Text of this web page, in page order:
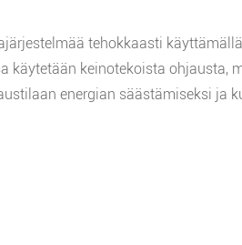
tehokkaasti
keinotekoista ohjausta,
energian säästämiseksi ja